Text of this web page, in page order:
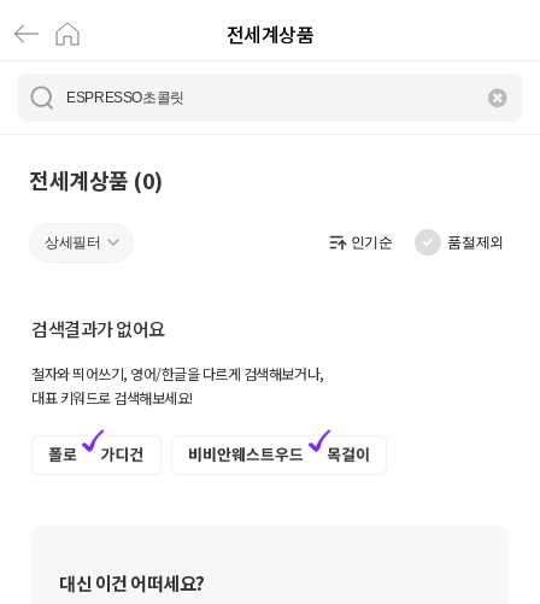
전
세
상
로
켓
전세계상품
전세계상품 (0)
상세필터 인기순 품절제외
검색결과가 없어요
철자와 띄어쓰기, 영어/한글을 다르게 검색해보거나,
대표 키워드로 검색해보세요!
대신 이건 어떠세요?